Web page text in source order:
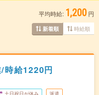
平均時給: 1,200 円
新着順 時給順
時給1220円
土日祝日が休み 派遣